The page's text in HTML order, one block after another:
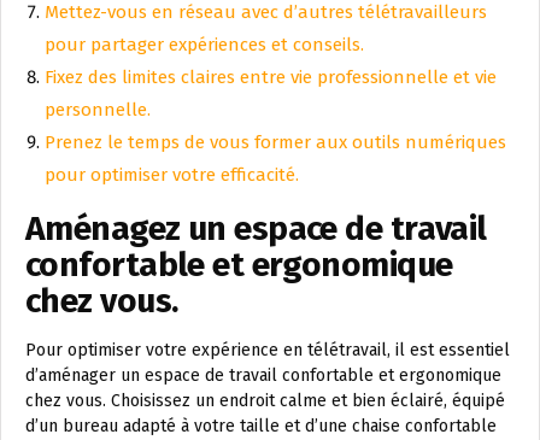
Mettez-vous en réseau avec d’autres télétravailleurs
pour partager expériences et conseils.
Fixez des limites claires entre vie professionnelle et vie
personnelle.
Prenez le temps de vous former aux outils numériques
pour optimiser votre efficacité.
Aménagez un espace de travail
confortable et ergonomique
chez vous.
Pour optimiser votre expérience en télétravail, il est essentiel
d’aménager un espace de travail confortable et ergonomique
chez vous. Choisissez un endroit calme et bien éclairé, équipé
d’un bureau adapté à votre taille et d’une chaise confortable